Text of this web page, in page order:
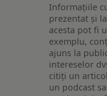
Informațiile
prezentat și
acesta pot fi
exemplu,
ajuns la
intereselor
citiți un
un podcast